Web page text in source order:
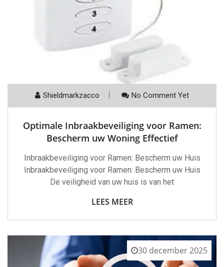
Shieldmarkzacco No Comment Yet
Optimale Inbraakbeveiliging voor Ramen:
Bescherm uw Woning Effectief
Inbraakbeveiliging voor Ramen: Bescherm uw Huis
Inbraakbeveiliging voor Ramen: Bescherm uw Huis
De veiligheid van uw huis is van het
LEES MEER
30 december 2025